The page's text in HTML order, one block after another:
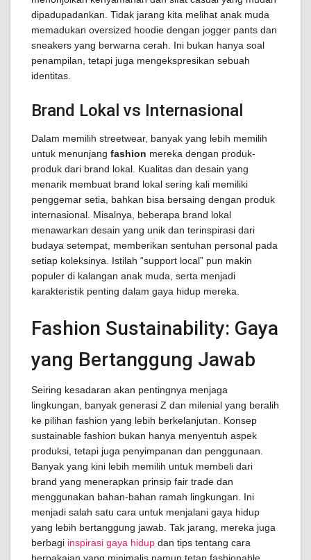
dipadupadankan. Tidak jarang kita melihat anak muda
memadukan oversized hoodie dengan jogger pants dan
sneakers yang berwarna cerah. Ini bukan hanya soal
penampilan, tetapi juga mengekspresikan sebuah
identitas.
Brand Lokal vs Internasional
Dalam memilih streetwear, banyak yang lebih memilih
untuk menunjang fashion mereka dengan produk-
produk dari brand lokal. Kualitas dan desain yang
menarik membuat brand lokal sering kali memiliki
penggemar setia, bahkan bisa bersaing dengan produk
internasional. Misalnya, beberapa brand lokal
menawarkan desain yang unik dan terinspirasi dari
budaya setempat, memberikan sentuhan personal pada
setiap koleksinya. Istilah “support local” pun makin
populer di kalangan anak muda, serta menjadi
karakteristik penting dalam gaya hidup mereka.
Fashion Sustainability: Gaya
yang Bertanggung Jawab
Seiring kesadaran akan pentingnya menjaga
lingkungan, banyak generasi Z dan milenial yang beralih
ke pilihan fashion yang lebih berkelanjutan. Konsep
sustainable fashion bukan hanya menyentuh aspek
produksi, tetapi juga penyimpanan dan penggunaan.
Banyak yang kini lebih memilih untuk membeli dari
brand yang menerapkan prinsip fair trade dan
menggunakan bahan-bahan ramah lingkungan. Ini
menjadi salah satu cara untuk menjalani gaya hidup
yang lebih bertanggung jawab. Tak jarang, mereka juga
berbagi inspirasi gaya hidup dan tips tentang cara